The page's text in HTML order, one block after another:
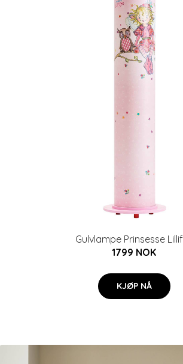
Gulvlampe Prinsesse
1799 NOK
KJØP NÅ